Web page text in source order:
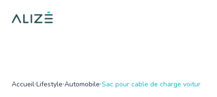
on line137
Accueil Lifestyle Automobile Sac pour cable de charge voitur